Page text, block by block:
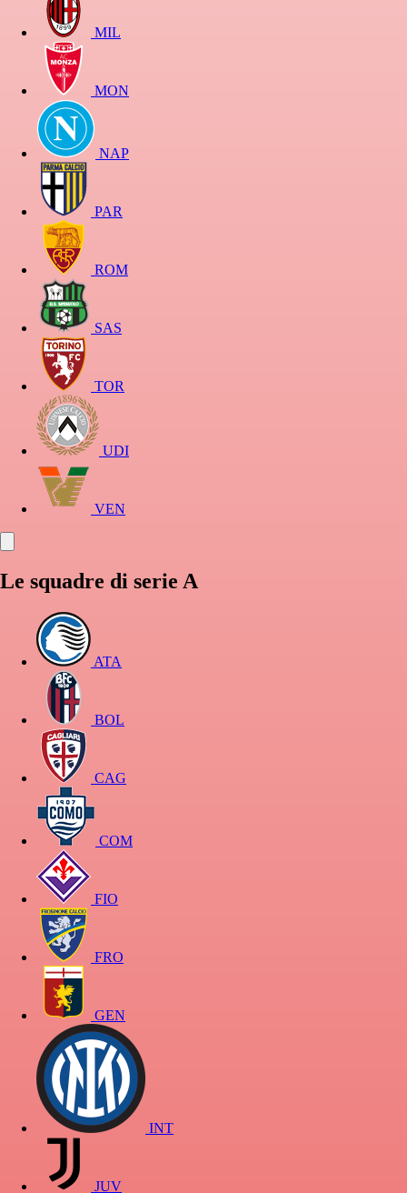
MIL
MON
NAP
PAR
ROM
SAS
TOR
UDI
VEN
Le squadre di serie A
ATA
BOL
CAG
COM
FIO
FRO
GEN
INT
JUV